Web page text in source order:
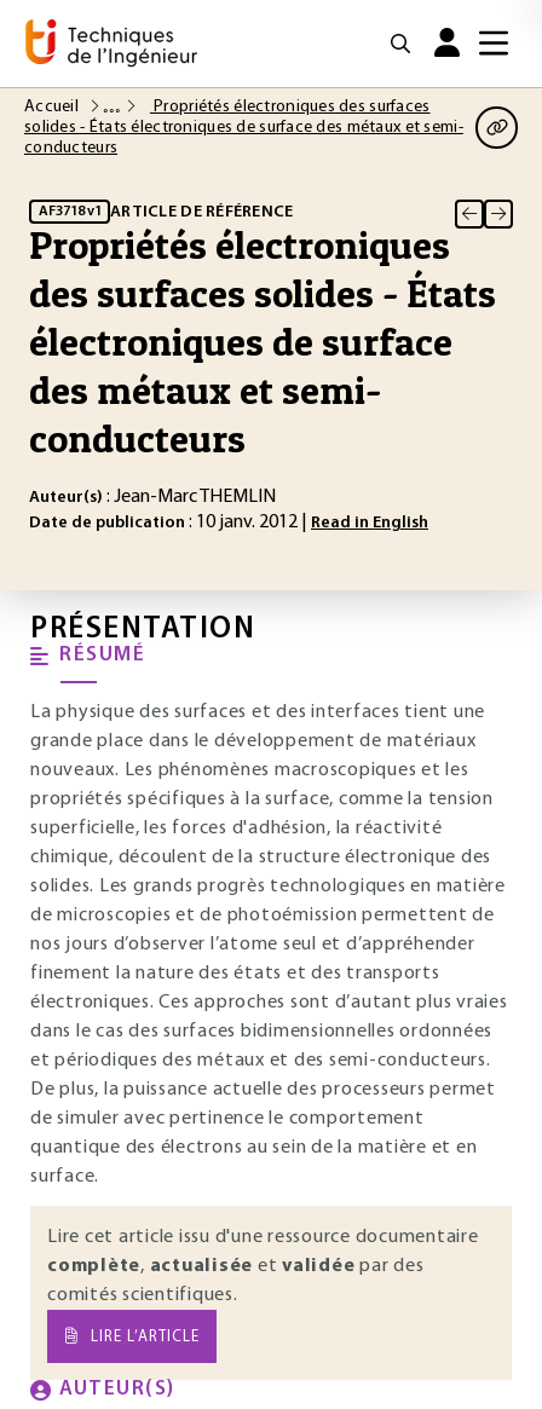
Accueil
Propriétés électroniques des surfaces
solides - États électroniques de surface des métaux et semi-
conducteurs
AF3718 v1 ARTICLE DE RÉFÉRENCE
Propriétés électroniques
des surfaces solides - États
électroniques de surface
des métaux et semi-
conducteurs
Auteur(s) : Jean-Marc THEMLIN
Date de publication : 10 janv. 2012 | Read in English
PRÉSENTATION
RÉSUMÉ
La physique des surfaces et des interfaces tient une
grande place dans le développement de matériaux
nouveaux. Les phénomènes macroscopiques et les
propriétés spécifiques à la surface, comme la tension
superficielle, les forces d'adhésion, la réactivité
chimique, découlent de la structure électronique des
solides. Les grands progrès technologiques en matière
de microscopies et de photoémission permettent de
nos jours d’observer l’atome seul et d’appréhender
finement la nature des états et des transports
électroniques. Ces approches sont d’autant plus vraies
dans le cas des surfaces bidimensionnelles ordonnées
et périodiques des métaux et des semi-conducteurs.
De plus, la puissance actuelle des processeurs permet
de simuler avec pertinence le comportement
quantique des électrons au sein de la matière et en
surface.
Lire cet article issu d'une ressource documentaire
complète, actualisée et validée par des
comités scientifiques.
LIRE L’ARTICLE
AUTEUR(S)